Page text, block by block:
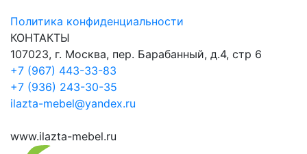
Политика конфиденциальности
КОНТАКТЫ
107023, г. Москва, пер. Барабанный, д.4, стр 6
+7 (967) 443-33-83
+7 (936) 243-30-35
ilazta-mebel@yandex.ru
www.ilazta-mebel.ru